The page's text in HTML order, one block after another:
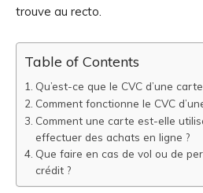
trouve au recto.
Table of Contents
Qu’est-ce que le CVC d’une
Comment fonctionne le CVC
Comment une carte est-elle
effectuer des achats en ligne ?
Que faire en cas de vol ou de
crédit ?